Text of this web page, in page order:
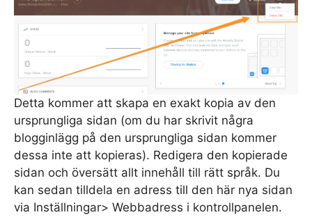
Detta kommer att skapa en exakt kopia av den
ursprungliga sidan (om du har skrivit några
blogginlägg på den ursprungliga sidan kommer
dessa inte att kopieras). Redigera den kopierade
sidan och översätt allt innehåll till rätt språk. Du
kan sedan tilldela en adress till den här nya sidan
via Inställningar> Webbadress i kontrollpanelen.